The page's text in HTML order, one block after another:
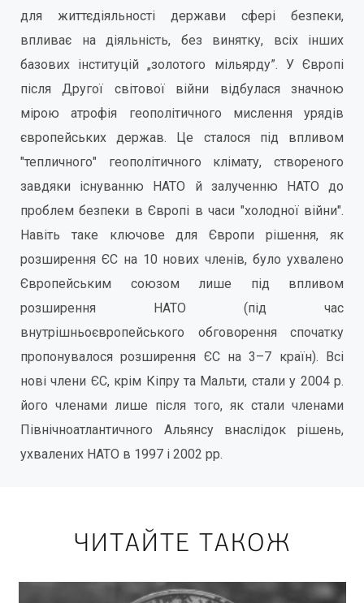
для життєдіяльності держави сфері безпеки,
впливає на діяльність, без винятку, всіх інших
базових інституцій „золотого мільярду”. У Європі
після Другої світової війни відбулася значною
мірою атрофія геополітичного мислення урядів
європейських держав. Це сталося під впливом
"тепличного" геополітичного клімату, створеного
завдяки існуванню НАТО й залученню НАТО до
проблем безпеки в Європі в часи "холодної війни".
Навіть таке ключове для Європи рішення, як
розширення ЄС на 10 нових членів, було ухвалено
Європейським союзом лише під впливом
розширення НАТО (під час
внутрішньоєвропейського обговорення спочатку
пропонувалося розширення ЄС на 3–7 країн). Всі
нові члени ЄС, крім Кіпру та Мальти, стали у 2004 р.
його членами лише після того, як стали членами
Північноатлантичного Альянсу внаслідок рішень,
ухвалених НАТО в 1997 і 2002 рр.
ЧИТАЙТЕ ТАКОЖ